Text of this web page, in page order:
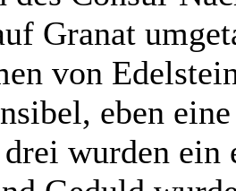
Granat
von
eben
wurden ein